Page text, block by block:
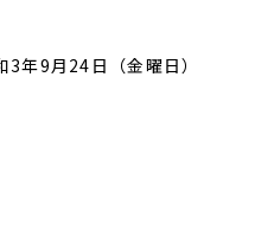
年9月24日（金曜日）